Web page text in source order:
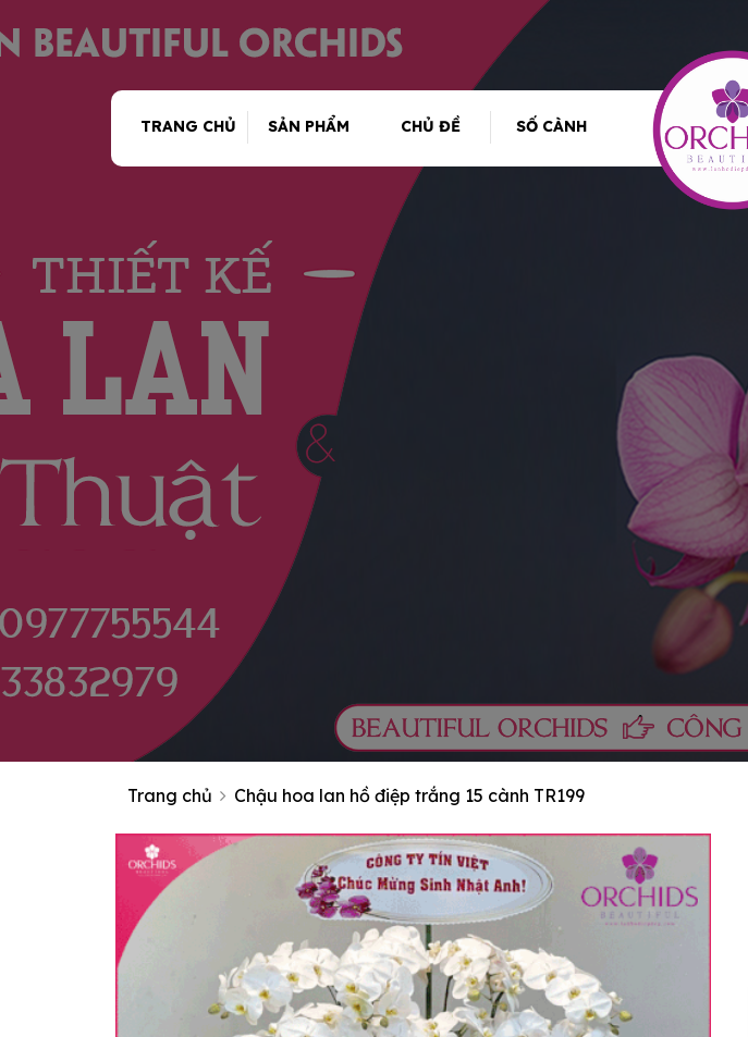
TRANG CHỦ SẢN PHẨM CHỦ ĐỀ SỐ CÀNH
Trang chủ Chậu hoa lan hồ điệp trắng 15 cành TR199